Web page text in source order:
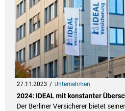
27.11.2023 Unternehmen
2024: IDEAL mit konstanter
Der Berliner Versicherer bietet